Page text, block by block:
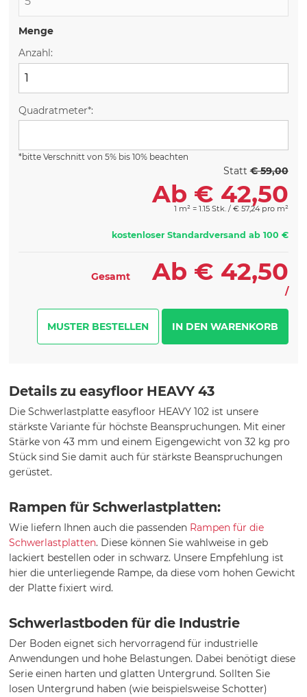
Menge
Anzahl:
Quadratmeter*:
*bitte Verschnitt von 5% bis 10% beachten
Statt€ 59,00
Ab € 42,50
1 m² = 1.15 Stk. / €57,24 pro m²
kostenloser Standardversand ab 100 €
Gesamt Ab € 42,50
/
MUSTER BESTELLEN
Details zu easyfloor HEAVY 43
Die Schwerlastplatte easyfloor HEAVY 102 ist unsere
stärkste Variante für höchste Beanspruchungen. Mit einer
Stärke von 43 mm und einem Eigengewicht von 32 kg pro
Stück sind Sie damit auch für stärkste Beanspruchungen
gerüstet.
Rampen für Schwerlastplatten:
Wie liefern Ihnen auch die passenden Rampen für die
Schwerlastplatten. Diese können Sie wahlweise in geb
lackiert bestellen oder in schwarz. Unsere Empfehlung ist
hier die unterliegende Rampe, da diese vom hohen Gewicht
der Platte fixiert wird.
Schwerlastboden für die Industrie
Der Boden eignet sich hervorragend für industrielle
Anwendungen und hohe Belastungen. Dabei benötigt diese
Serie einen harten und glatten Untergrund. Sollten Sie
losen Untergrund haben (wie beispielsweise Schotter)